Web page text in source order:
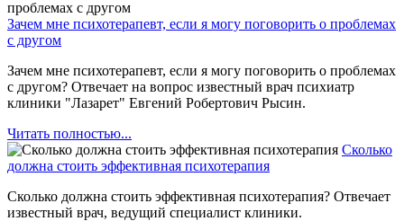
Зачем мне психотерапевт, если я могу поговорить о проблемах
с другом
Зачем мне психотерапевт, если я могу поговорить о проблемах
с другом? Отвечает на вопрос известный врач психиатр
клиники "Лазарет" Евгений Робертович Рысин.
Читать полностью...
Сколько
должна стоить эффективная психотерапия
Сколько должна стоить эффективная психотерапия? Отвечает
известный врач, ведущий специалист клиники.